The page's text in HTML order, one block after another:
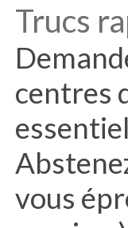
Trucs
centres
vous